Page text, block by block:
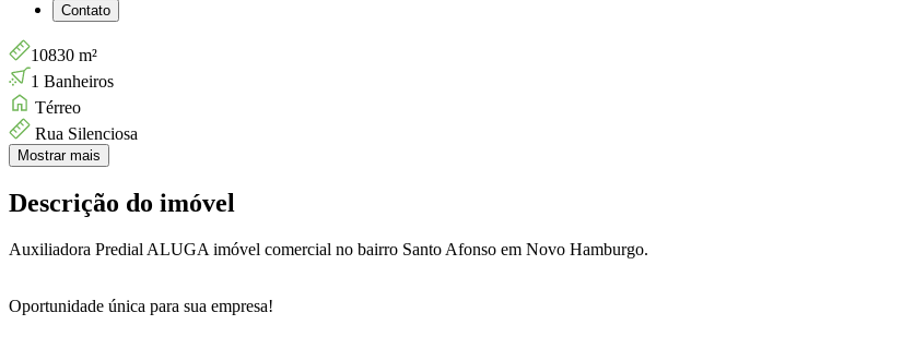
Contato
10830 m²
1 Banheiros
Térreo
Rua Silenciosa
Mostrar mais
Descrição do imóvel
Auxiliadora Predial ALUGA imóvel comercial no bairro Santo Afonso em Novo Hamburgo.
Oportunidade única para sua empresa!